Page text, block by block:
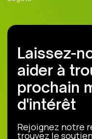
Laissez-
aider à
prochain
d'intérêt
Rejoignez notre
trouvez le